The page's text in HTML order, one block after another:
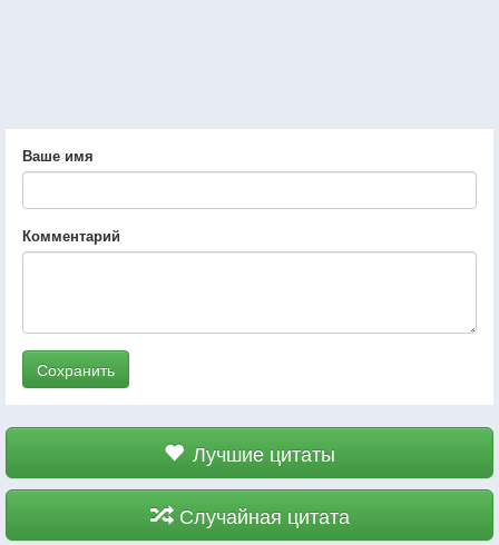
Ваше имя
Комментарий
Сохранить
Лучшие цитаты
Случайная цитата